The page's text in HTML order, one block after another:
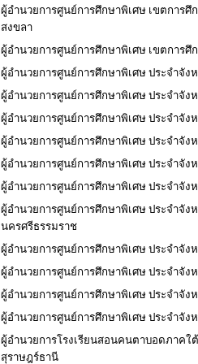
ผู้อำนวยการศูนย์การศึกษาพิเศษ เขตการศึ
สงขลา
ผู้อำนวยการศูนย์การศึกษาพิเศษ เขตการศึ
ผู้อำนวยการศูนย์การศึกษาพิเศษ ประจำจัง
ผู้อำนวยการศูนย์การศึกษาพิเศษ ประจำจัง
ผู้อำนวยการศูนย์การศึกษาพิเศษ ประจำจัง
ผู้อำนวยการศูนย์การศึกษาพิเศษ ประจำจัง
ผู้อำนวยการศูนย์การศึกษาพิเศษ ประจำจัง
ผู้อำนวยการศูนย์การศึกษาพิเศษ ประจำจัง
ผู้อำนวยการศูนย์การศึกษาพิเศษ ประจำจัง
นครศรีธรรมราช
ผู้อำนวยการศูนย์การศึกษาพิเศษ ประจำจัง
ผู้อำนวยการศูนย์การศึกษาพิเศษ ประจำจัง
ผู้อำนวยการศูนย์การศึกษาพิเศษ ประจำจัง
ผู้อำนวยการศูนย์การศึกษาพิเศษ ประจำจัง
ผู้อำนวยการโรงเรียนสอนคนตาบอดภาคใ
สุราษฎร์ธานี